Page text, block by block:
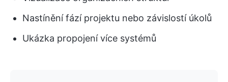
Nastínění fází projektu nebo závislostí úkolů
Ukázka propojení více systémů